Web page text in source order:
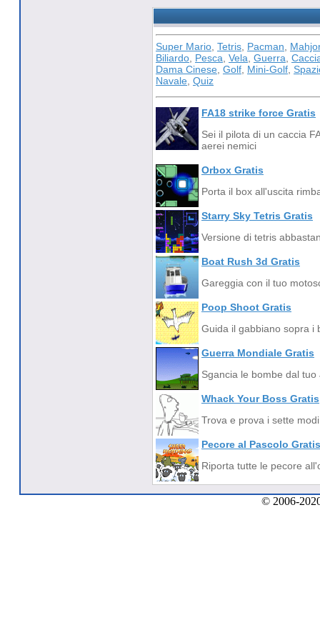
Super Mario Tetris Pacman
Biliardo Pesca Vela Guerra
Dama Cinese Golf Mini-Golf
Navale Quiz
FA18 strike force Gratis
Sei il pilota di un caccia
aerei nemici
Orbox Gratis
Porta il box all'uscita
Starry Sky Tetris Gratis
Versione di tetris
Boat Rush 3d Gratis
Gareggia con il tuo
Poop Shoot Gratis
Guida il gabbiano sopra i
Guerra Mondiale Gratis
Sgancia le bombe dal
Whack Your Boss Gratis
Trova e prova i sette
Pecore al Pascolo Gratis
Riporta tutte le pecore
© 2006-